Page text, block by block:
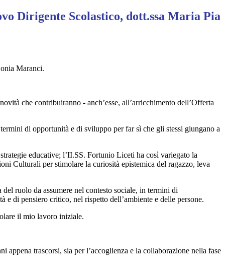
Dirigente Scolastico, dott.ssa Maria Pia
Maranci.
che contribuiranno - anch’esse, all’arricchimento dell’Offerta
di opportunità e di sviluppo per far sì che gli stessi giungano a
educative; l’II.SS. Fortunio Liceti ha così variegato la
Culturali per stimolare la curiosità epistemica del ragazzo, leva
ruolo da assumere nel contesto sociale, in termini di
di pensiero critico, nel rispetto dell’ambiente e delle persone.
il mio lavoro iniziale.
trascorsi, sia per l’accoglienza e la collaborazione nella fase